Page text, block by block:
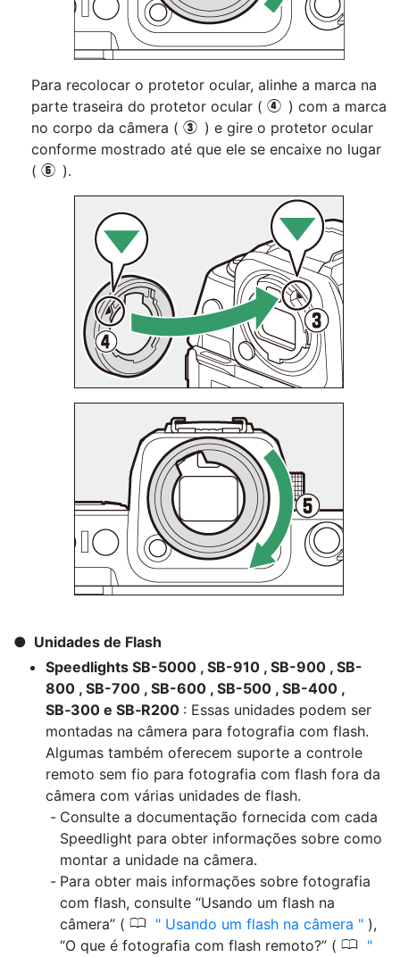
Para recolocar o protetor ocular, alinhe a marca na
parte traseira do protetor ocular ( r ) com a marca
no corpo da câmera ( e ) e gire o protetor ocular
conforme mostrado até que ele se encaixe no lugar
( t ).
Unidades de Flash
Speedlights SB-5000 , SB-910 , SB-900 , SB-
800 , SB-700 , SB-600 , SB-500 , SB-400 ,
SB‑300 e SB‑R200 : Essas unidades podem ser
montadas na câmera para fotografia com flash.
Algumas também oferecem suporte a controle
remoto sem fio para fotografia com flash fora da
câmera com várias unidades de flash.
Consulte a documentação fornecida com cada
Speedlight para obter informações sobre como
montar a unidade na câmera.
Para obter mais informações sobre fotografia
com flash, consulte “Usando um flash na
câmera” ( 0 Usando um flash na câmera
),
“O que é fotografia com flash remoto?” ( 0